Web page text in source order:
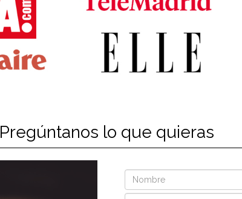
Pregúntanos lo que quieras
Nombre